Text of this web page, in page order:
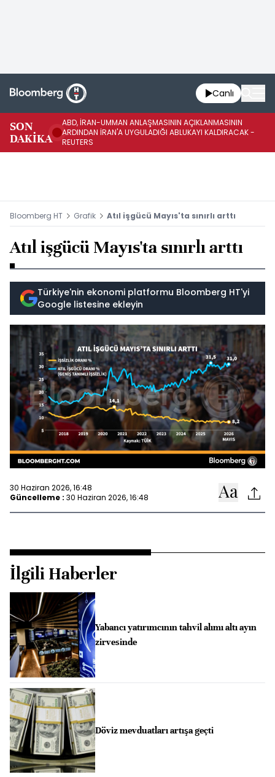
Canlı
SON
DAKİKA
ABD, İRAN-UMMAN ANLAŞMASININ AÇIKLANMASININ
ARDINDAN İRAN'A UYGULADIĞI ABLUKAYI KALDIRACAK -
REUTERS
Bloomberg HT Grafik Atıl işgücü Mayıs'ta sınırlı arttı
Atıl işgücü Mayıs'ta sınırlı arttı
Türkiye'nin ekonomi platformu Bloomberg HT'yi
Google listesine ekleyin
30 Haziran 2026, 16:48
Güncelleme : 30 Haziran 2026, 16:48
İlgili Haberler
Yabancı yatırımcının tahvil alımı altı ayın
zirvesinde
Döviz mevduatları artışa geçti